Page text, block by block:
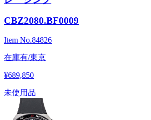
CBZ2080.BF0009
Item No.84826
在庫有/東京
¥689,850
未使用品